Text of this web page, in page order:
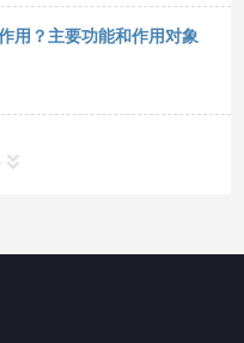
用？主要功能和作用对象